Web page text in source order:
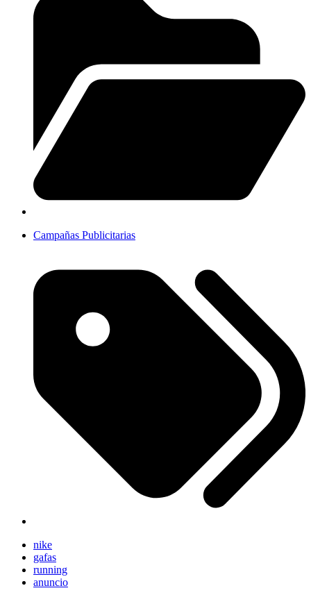
Campañas Publicitarias
nike
gafas
running
anuncio